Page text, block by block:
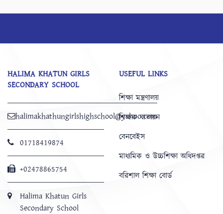
HALIMA KHATUN GIRLS
SECONDARY SCHOOL
halimakhathungirlshighschool@yahoo.com
01718419874
+02478865754
Halima Khatun Girls
Secondary School
USEFUL LINKS
শিক্ষা মন্ত্রণালয়
শিক্ষক বাতায়ন
বেনবেইস
মাধ্যমিক ও উচ্চশিক্ষা অধিদপ্তর
বরিশাল শিক্ষা বোর্ড